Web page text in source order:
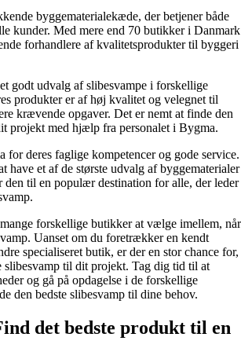
byggematerialekæde, der betjener både
kunder. Med mere end 70 butikker i Danmark
forhandlere af kvalitetsprodukter til byggeri
godt udvalg af slibesvampe i forskellige
produkter er af høj kvalitet og velegnet til
krævende opgaver. Det er nemt at finde den
projekt med hjælp fra personalet i Bygma.
for deres faglige kompetencer og gode service.
have et af de største udvalg af byggematerialer
til en populær destination for alle, der leder
forskellige butikker at vælge imellem, når
Uanset om du foretrækker en kendt
specialiseret butik, er der en stor chance for,
slibesvamp til dit projekt. Tag dig tid til at
og gå på opdagelse i de forskellige
den bedste slibesvamp til dine behov.
det bedste produkt til en